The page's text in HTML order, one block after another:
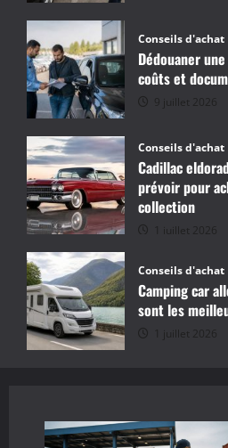
Conseils d'achat
Dédouaner
coûts et
9 juillet 2026
Conseils d'achat
Cadillac
prévoir pour
collection
1 juillet 2026
Conseils d'achat
Camping car
sont les
1 juillet 2026